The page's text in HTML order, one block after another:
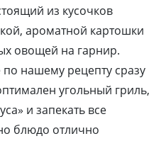
из кусочков
ароматной картошки
овощей на гарнир.
нашему рецепту сразу
угольный гриль,
и запекать все
блюдо отлично